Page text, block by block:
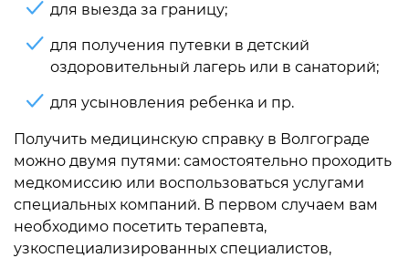
для выезда за границу;
для получения путевки в детский
оздоровительный лагерь или в санаторий;
для усыновления ребенка и пр.
Получить медицинскую справку в Волгограде
можно двумя путями: самостоятельно проходить
медкомиссию или воспользоваться услугами
специальных компаний. В первом случаем вам
необходимо посетить терапевта,
узкоспециализированных специалистов,